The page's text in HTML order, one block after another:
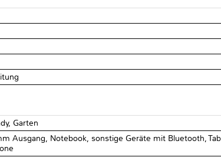
Garten
Ausgang, Notebook, sonstige Geräte mit Bluetooth,